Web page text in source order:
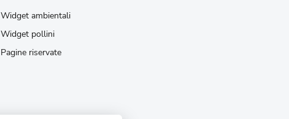
Widget ambientali
Widget pollini
Pagine riservate